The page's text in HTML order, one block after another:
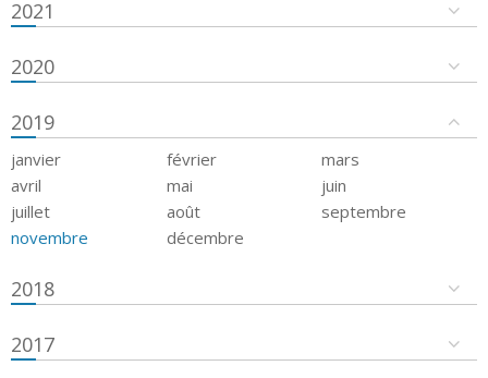
2021
2020
2019
janvier février
mars
avril
mai
juin
juillet
août
septembre
novembre
décembre
2018
2017